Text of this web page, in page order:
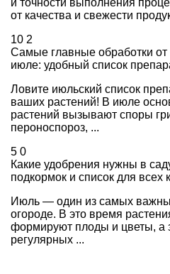
и точности выполнения
от качества и свежести
10 2
Самые главные обработки от
июле: удобный список
Ловите июльский список
ваших растений! В июле
растений вызывают споры
пероноспороз, ...
5 0
Какие удобрения нужны в
подкормок и список для всех
Июль — один из самых
огороде. В это время
формируют плоды и цветы, а
регулярных ...